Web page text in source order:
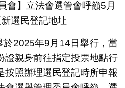
會】立法會選管會呼籲5月
選民登記地址
於2025年9月14日舉行，當
證親身前往指定投票地點行
按照辦理選民登記時所申報